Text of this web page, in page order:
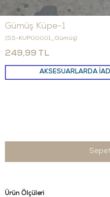
Gümüş Küpe-1
(SS-KUP00001_Gümüş)
249,99 TL
AKSESUARLARDA
Ürün Ölçüleri